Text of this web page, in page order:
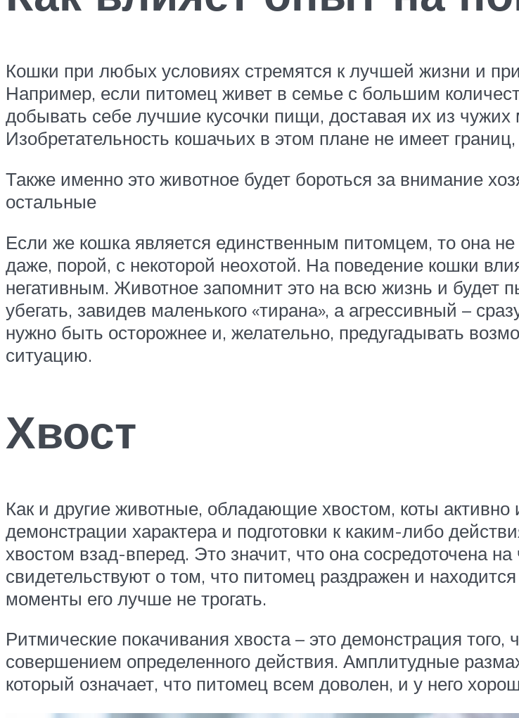
Кошки при любых условиях стремятся к лучшей жизни и
Например, если питомец живет в семье с большим
добывать себе лучшие кусочки пищи, доставая их из
Изобретательность кошачьих в этом плане не имеет
Также именно это животное будет бороться за внимание
остальные
Если же кошка является единственным питомцем, то она
даже, порой, с некоторой неохотой. На поведение кошки
негативным. Животное запомнит это на всю жизнь и будет
убегать, завидев маленького «тирана», а агрессивный –
нужно быть осторожнее и, желательно, предугадывать
ситуацию.
Хвост
Как и другие животные, обладающие хвостом, коты активно
демонстрации характера и подготовки к каким-либо
хвостом взад-вперед. Это значит, что она сосредоточена
свидетельствуют о том, что питомец раздражен и
моменты его лучше не трогать.
Ритмические покачивания хвоста – это демонстрация того,
совершением определенного действия. Амплитудные
который означает, что питомец всем доволен, и у него